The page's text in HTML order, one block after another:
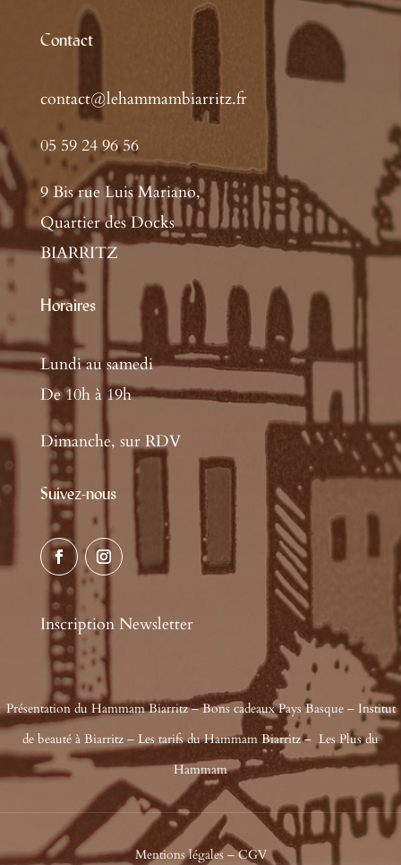
Contact
contact@lehammambiarritz.fr
05 59 24 96 56
9 Bis rue Luis Mariano,
Quartier des Docks
BIARRITZ
Horaires
Lundi au samedi
De 10h à 19h
Dimanche, sur RDV
Suivez-nous
Inscription Newsletter
Présentation du Hammam Biarritz–Bons cadeaux Pays Basque– Institut
de beauté à Biarritz – Les tarifs du Hammam Biarritz– Les Plus du
Hammam
Mentions légales–CGV